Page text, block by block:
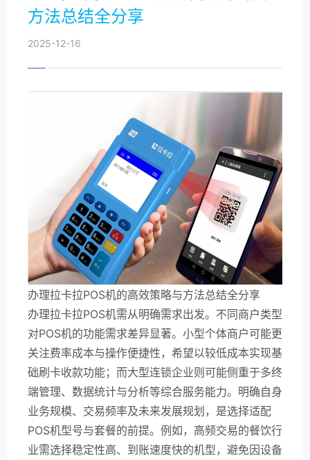
方法总结全分享
2025-12-16
办理拉卡拉POS机的高效策略与方法总结全分享
办理拉卡拉POS机需从明确需求出发。不同商户类型
对POS机的功能需求差异显著。小型个体商户可能更
关注费率成本与操作便捷性，希望以较低成本实现基
础刷卡收款功能；而大型连锁企业则可能侧重于多终
端管理、数据统计与分析等综合服务能力。明确自身
业务规模、交易频率及未来发展规划，是选择适配
POS机型号与套餐的前提。例如，高频交易的餐饮行
业需选择稳定性高、到账速度快的机型，避免因设备